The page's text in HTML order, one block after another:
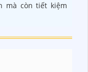
mà còn tiết kiệm